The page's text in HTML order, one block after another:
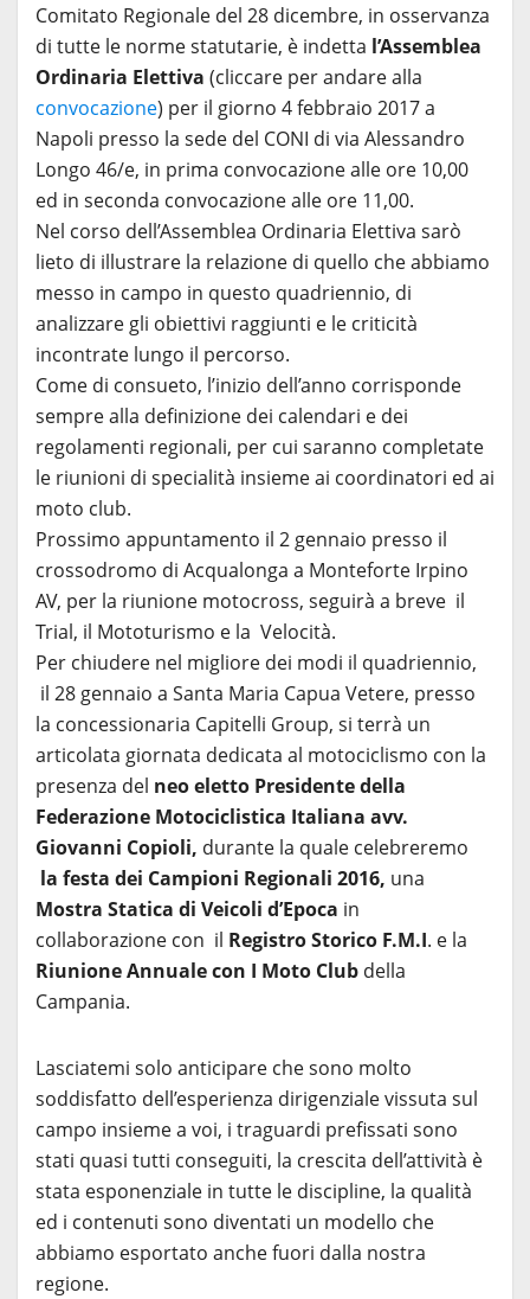
Comitato Regionale del 28 dicembre, in osservanza
di tutte le norme statutarie, è indetta l’Assemblea
Ordinaria Elettiva (cliccare per andare alla
convocazione) per il giorno 4 febbraio 2017 a
Napoli presso la sede del CONI di via Alessandro
Longo 46/e, in prima convocazione alle ore 10,00
ed in seconda convocazione alle ore 11,00.
Nel corso dell’Assemblea Ordinaria Elettiva sarò
lieto di illustrare la relazione di quello che abbiamo
messo in campo in questo quadriennio, di
analizzare gli obiettivi raggiunti e le criticità
incontrate lungo il percorso.
Come di consueto, l’inizio dell’anno corrisponde
sempre alla definizione dei calendari e dei
regolamenti regionali, per cui saranno completate
le riunioni di specialità insieme ai coordinatori ed ai
moto club.
Prossimo appuntamento il 2 gennaio presso il
crossodromo di Acqualonga a Monteforte Irpino
AV, per la riunione motocross, seguirà a breve il
Trial, il Mototurismo e la Velocità.
Per chiudere nel migliore dei modi il quadriennio,
il 28 gennaio a Santa Maria Capua Vetere, presso
la concessionaria Capitelli Group, si terrà un
articolata giornata dedicata al motociclismo con la
presenza del neo eletto Presidente della
Federazione Motociclistica Italiana avv.
Giovanni Copioli, durante la quale celebreremo
la festa dei Campioni Regionali 2016, una
Mostra Statica di Veicoli d’Epoca in
collaborazione con il Registro Storico F.M.I. e la
Riunione Annuale con I Moto Club della
Campania.
Lasciatemi solo anticipare che sono molto
soddisfatto dell’esperienza dirigenziale vissuta sul
campo insieme a voi, i traguardi prefissati sono
stati quasi tutti conseguiti, la crescita dell’attività è
stata esponenziale in tutte le discipline, la qualità
ed i contenuti sono diventati un modello che
abbiamo esportato anche fuori dalla nostra
regione.